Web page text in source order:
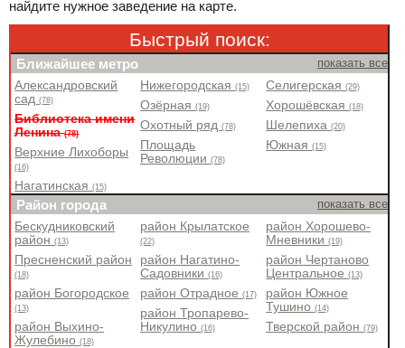
найдите нужное заведение на карте.
Быстрый поиск:
Ближайшее метро показать все
Александровский
сад(78)
Библиотека имени
Ленина(78)
Верхние Лихоборы
(16)
Нагатинская(15)
Нижегородская(15)
Озёрная(19)
Охотный ряд(78)
Площадь
Революции(78)
Селигерская(29)
Хорошёвская(18)
Шелепиха(20)
Южная(15)
Район города показать все
Бескудниковский
район(13)
Пресненский район
(18)
район Богородское
(13)
район Выхино-
Жулебино(18)
район Крылатское
(22)
район Нагатино-
Садовники(16)
район Отрадное(17)
район Тропарево-
Никулино(16)
район Хорошево-
Мневники(19)
район Чертаново
Центральное(13)
район Южное
Тушино(14)
Тверской район(79)